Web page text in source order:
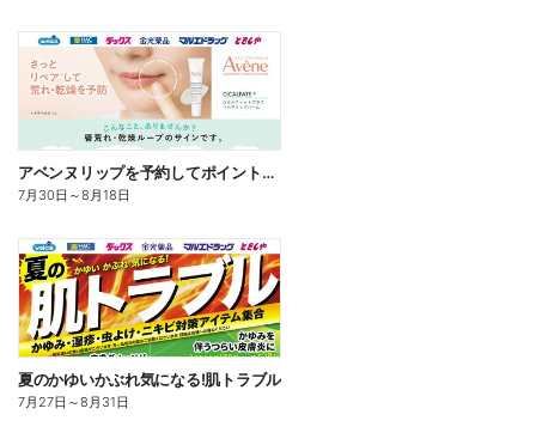
アベンヌリップを予約してポイントゲット!
7月30日 ～8月18日
夏のかゆいかぶれ気になる!肌トラブル
7月27日 ～8月31日